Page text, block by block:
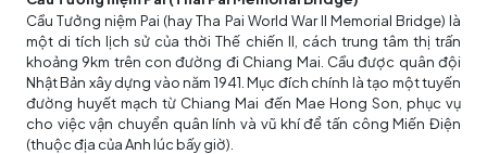
Cầu Tưởng niệm Pai (hay Tha Pai World War II Memorial Bridge) là
một di tích lịch sử của thời Thế chiến II, cách trung tâm thị trấn
khoảng 9km trên con đường đi Chiang Mai. Cầu được quân đội
Nhật Bản xây dựng vào năm 1941. Mục đích chính là tạo một tuyến
đường huyết mạch từ Chiang Mai đến Mae Hong Son, phục vụ
cho việc vận chuyển quân lính và vũ khí để tấn công Miến Điện
(thuộc địa của Anh lúc bấy giờ).